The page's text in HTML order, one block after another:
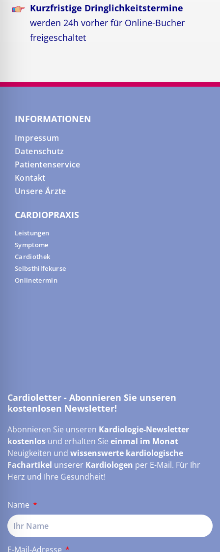
Kurzfristige Dringlichkeitstermine
werden 24h vorher für Online-Bucher
freigeschaltet
INFORMATIONEN
Impressum
Datenschutz
Patientenservice
Kontakt
Unsere Ärzte
CARDIOPRAXIS
Leistungen
Symptome
Cardiothek
Selbsthilfekurse
Onlinetermin
Cardioletter - Abonnieren Sie unseren
kostenlosen Newsletter!
Abonnieren Sie unseren Kardiologie-Newsletter
kostenlos und erhalten Sie einmal im Monat
Neuigkeiten und wissenswerte kardiologische
Fachartikel unserer Kardiologen per E-Mail. Für Ihr
Herz und Ihre Gesundheit!
Name
E-Mail-Adresse